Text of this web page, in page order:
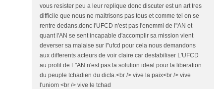
vous resister peu a leur replique donc discuter est un art tres
difficile que nous ne maitrisons pas tous et comme tel on se
rentre dedans.donc l'UFCD n'est pas l'enemmi de l"AN et
quant l'AN se sent incapable d'accomplir sa mission vient
deverser sa malaise sur l"ufcd pour cela nous demandons
aux differents acteurs de voir claire car destabiliser L'UFCD
au profit de L"AN n'est pas la solution ideal pour la liberation
du peuple tchadien du dicta.<br /> vive la paix<br /> vive
l'uniom <br /> vive le tchad